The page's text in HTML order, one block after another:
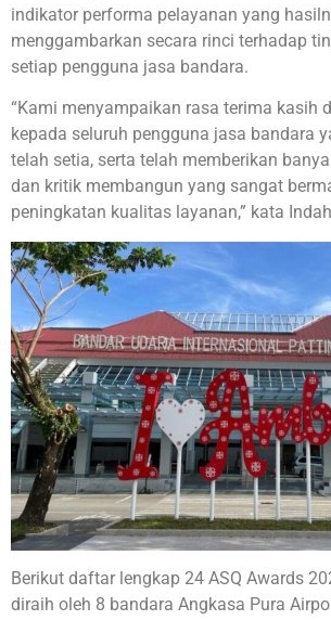
indikator performa pelayanan yang
menggambarkan secara rinci terhadap
setiap pengguna jasa bandara.
“Kami menyampaikan rasa terima kasih
kepada seluruh pengguna jasa bandara
telah setia, serta telah memberikan
dan kritik membangun yang sangat
peningkatan kualitas layanan,” kata
Berikut daftar lengkap 24 ASQ Awards
diraih oleh 8 bandara Angkasa Pura